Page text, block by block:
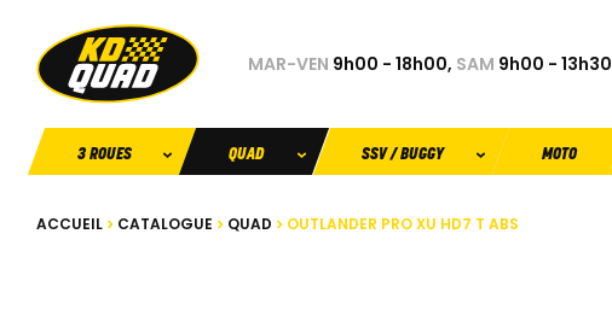
MAR-VEN 9h00 - 18h00, SAM 9h00 - 13h30
3 ROUES QUAD SSV / BUGGY MOTO
ACCUEIL CATALOGUE QUAD OUTLANDER PRO XU HD7 T ABS